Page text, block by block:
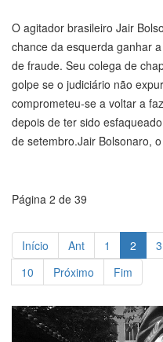
O agitador brasileiro Jair
chance da esquerda ganhar
de fraude. Seu colega de
golpe se o judiciário não
comprometeu-se a voltar a
depois de ter sido
de setembro.Jair Bolsonaro, o
Página 2 de 39
Início Ant 1 2 3
10
Próximo Fim